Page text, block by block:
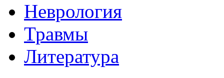
Неврология
Травмы
Литература